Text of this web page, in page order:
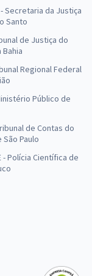
- Secretaria da Justiça
Santo
de Justiça do
Regional Federal
Público de
de Contas do
Paulo
- Polícia Científica de